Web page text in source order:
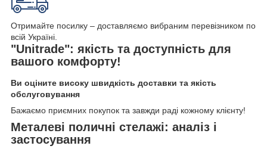
Отримайте посилку – доставляємо вибраним перевізником по
всій Україні.
"Unitrade": якість та доступність для
вашого комфорту!
Ви оціните високу швидкість доставки та якість
обслуговування
Бажаємо приємних покупок та завжди раді кожному клієнту!
Металеві поличні стелажі: аналіз і
застосування